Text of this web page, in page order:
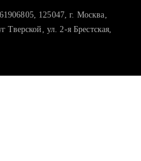
125047, г. Москва,
ул. 2-я Брестская,